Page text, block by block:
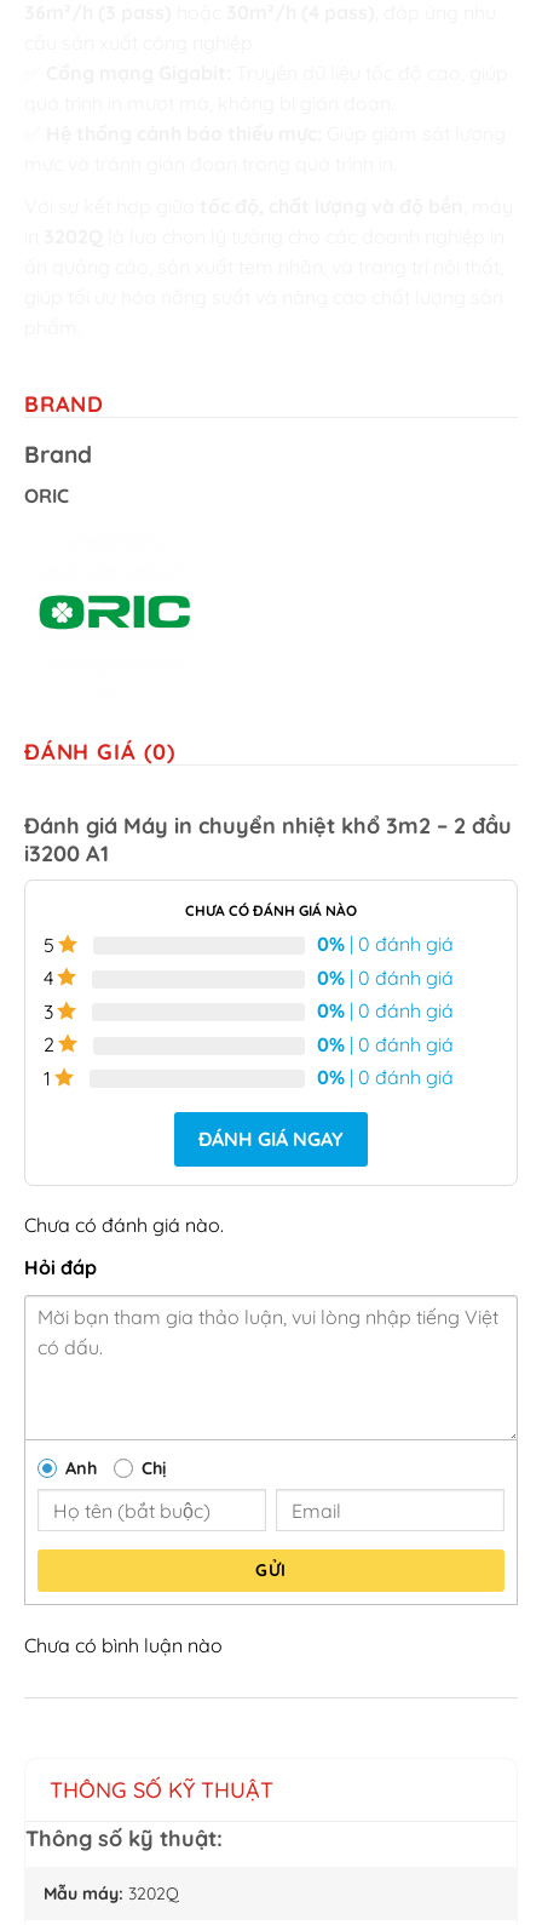
BRAND
Brand
ORIC
ĐÁNH GIÁ (0)
Đánh giá Máy in chuyển nhiệt khổ 3m2 – 2 đầu
i3200 A1
CHƯA CÓ ĐÁNH GIÁ NÀO
5 0% | 0 đánh giá
4
0% | 0 đánh giá
3
0% | 0 đánh giá
2
0% | 0 đánh giá
1
0% | 0 đánh giá
ĐÁNH GIÁ NGAY
Chưa có đánh giá nào.
Hỏi đáp
Anh Chị
GỬI
Chưa có bình luận nào
THÔNG SỐ KỸ THUẬT
Thông số kỹ thuật:
Mẫu máy: 3202Q